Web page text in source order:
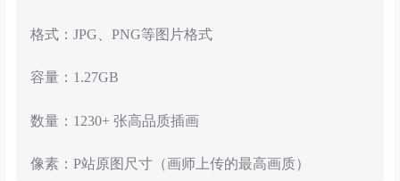
格式：JPG、PNG等图片格式
容量：1.27GB
数量：1230+ 张高品质插画
像素：P站原图尺寸（画师上传的最高画质）